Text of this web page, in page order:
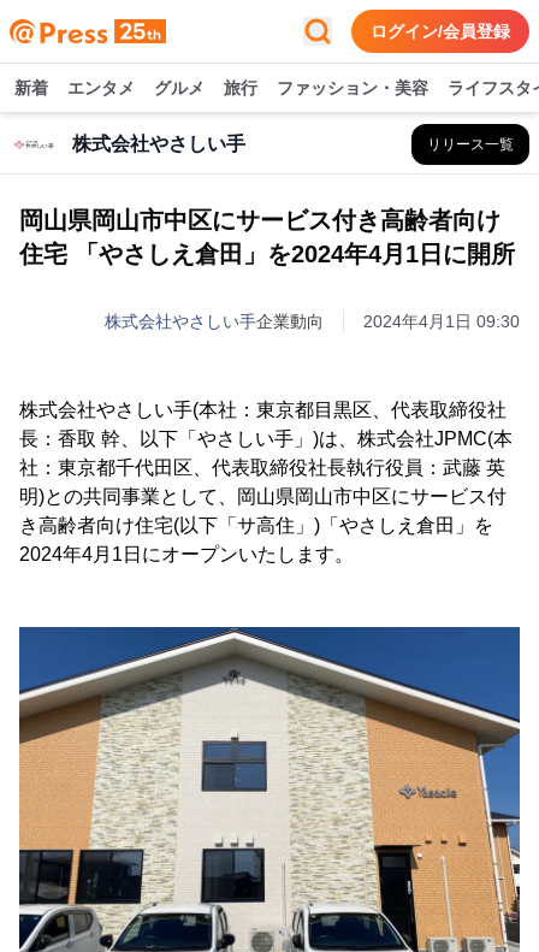
ログイン/会員登録
新着 エンタメ グルメ 旅行 ファッション・美容 ライフスタ
株式会社やさしい手 リリース一覧
岡山県岡山市中区にサービス付き高齢者向け
住宅 「やさしえ倉田」を2024年4月1日に開所
株式会社やさしい手企業動向 2024年4月1日 09:30
株式会社やさしい手(本社：東京都目黒区、代表取締役社
長：香取 幹、以下「やさしい手」)は、株式会社JPMC(本
社：東京都千代田区、代表取締役社長執行役員：武藤 英
明)との共同事業として、岡山県岡山市中区にサービス付
き高齢者向け住宅(以下「サ高住」)「やさしえ倉田」を
2024年4月1日にオープンいたします。